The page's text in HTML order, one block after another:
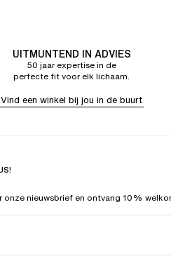
UITMUNTEND IN ADVIES
50 jaar expertise in de
perfecte fit voor elk lichaam.
Vind een winkel bij jou in de buurt
onze nieuwsbrief en ontvang 10%